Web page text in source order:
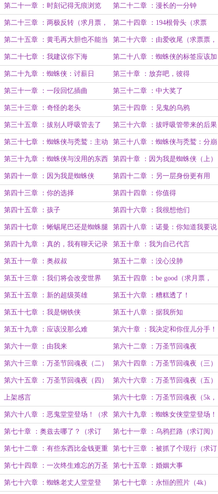
第二十一章 ：时刻记得无痕浏览 第二十二章 ：漫长的一分钟
第二十三章 ：两极反转（求月票，
推荐票，追读）
第二十四章 ：194根骨头（求票
票）
第二十五章 ：黄毛再大胆也不能当
着老父亲的面泡人
第二十六章 ：由爱收尾（求票票，
求追读，求求求）
第二十七章 ：我建议你下海 第二十八章 ：蜘蛛侠的标签应该加
上魅魔
第二十九章 ：蜘蛛侠：讨薪日 第三十章 ：放弃吧，彼得
第三十一章 ：一段回忆插曲 第三十二章 ：中大奖了
第三十三章 ：奇怪的老头 第三十四章 ：见鬼的乌鸦
第三十五章 ：拔别人呼吸管去了 第三十六章 ：拔呼吸管带来的后果
第三十七章 ：蜘蛛侠与秃鹫：主动
出击
第三十八章 ：蜘蛛侠与秃鹫：分崩
离析！
第三十九章 ：蜘蛛侠与没用的东西 第四十章 ：因为我是蜘蛛侠（上）
第四十一章 ：因为我是蜘蛛侠
（下）
第四十二章 ：另一层身份更有用
第四十三章 ：你的选择 第四十四章 ：你值得
第四十五章 ：孩子 第四十六章 ：我很想他们
第四十七章 ：蜥蜴尾巴还是蜘蛛腿 第四十八章 ：诺曼：你知道我要说
什么
第四十九章 ：真的，我有聊天记录 第五十章 ：我为自己代言
第五十一章 ：奥叔叔 第五十二章 ：没心没肺
第五十三章 ：我们将会改变世界 第五十四章 ：be good（求月票，
求追读！）
第五十五章 ：新的超级英雄 第五十六章 ：糟糕透了！
第五十七章 ：我是钢铁侠 第五十八章 ：据我所知
第五十九章 ：应该没那么难 第六十章 ：我决定和你侄儿分手！
第六十一章 ：由我来 第六十二章 ：万圣节回魂夜
第六十三章 ：万圣节回魂夜（二） 第六十四章 ：万圣节回魂夜（三）
第六十五章 ：万圣节回魂夜（四） 第六十六章 ：万圣节回魂夜（五）
上架感言 第六十七章 ：万圣节回魂夜（5k，
完）求订阅！！！
第六十八章 ：恶鬼堂堂登场！（求
订阅！！！）
第六十九章 ：蜘蛛女侠堂堂登场！
（求订阅！！！）
第七十章 ：奥兹去哪了？（求订
阅）
第七十一章 ：乌鸦拦路（求订阅）
第七十二章 ：有些东西比金钱更重
要（求订阅）
第七十三章 ：被抓了个现行（求订
阅）
第七十四章 ：一次终生难忘的万圣
节（求订阅）
第七十五章 ：婚姻大事
第七十六章 ：蜘蛛老丈人堂堂登 第七十七章 ：永恒的照片（4k）